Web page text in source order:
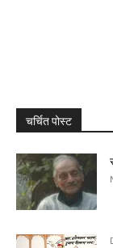
चर्चित पोस्ट